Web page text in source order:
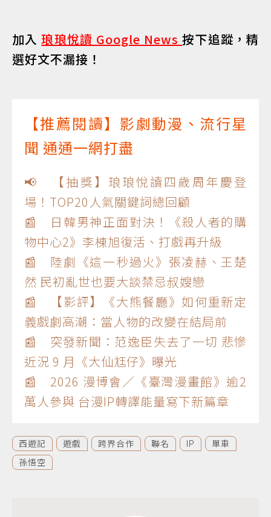
加入琅琅悅讀 Google News按下追蹤，精
選好文不漏接！
【推薦閱讀】影劇動漫、流行星
聞 通通一網打盡
📢 【抽獎】琅琅悅讀四歲周年慶登
場！TOP20人氣關鍵詞總回顧
📰 日韓男神正面對決！《殺人者的購
物中心2》李棟旭復活、打戲再升級
📰 陸劇《這一秒過火》張凌赫、王楚
然 民初亂世也要大談禁忌叔嫂戀
📰 【影評】《大熊餐廳》如何重新定
義戲劇高潮：當人物的改變在結局前
📰 突發新聞：范逸臣失去了一切 悲慘
近況 9 月《大仙尪仔》曝光
📰 2026 漫博會／《臺灣漫畫館》逾2
萬人參與 台漫IP轉譯能量寫下新篇章
西遊記 遊戲 跨界合作 聯名 IP
單車
孫悟空